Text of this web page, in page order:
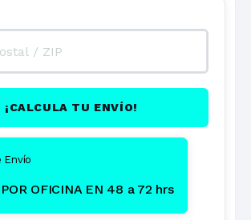
¡CALCULA TU ENVÍO!
Envío
OFICINA EN 48 a 72 hrs